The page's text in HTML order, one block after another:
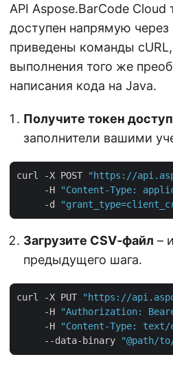
API Aspose.BarCode
доступен напрямую
приведены команды
выполнения того же
написания кода на Java.
Получите токен
заполнители вашими
curl -X POST
"https://
     -H
"Content-Type:
     -d
Загрузите CSV‑файл –
предыдущего шага.
curl -X PUT
"https://
     -H
"Authorization: Bearer
     -H
"Content-Type: text/
     --data-binary
"@path/